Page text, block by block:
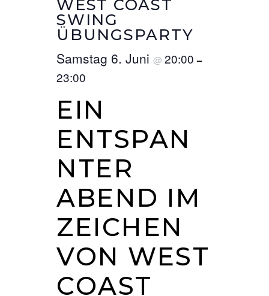
WEST COAST
SWING
ÜBUNGSPARTY
Samstag 6. Juni @ 20:00–
23:00
EIN
ENTSPAN
NTER
ABEND IM
ZEICHEN
VON WEST
COAST